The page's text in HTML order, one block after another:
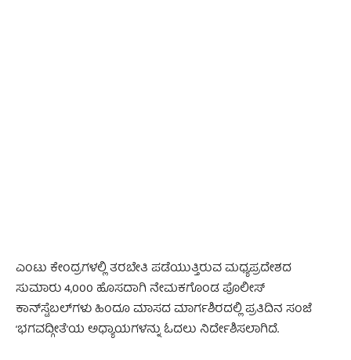
ಎಂಟು ಕೇಂದ್ರಗಳಲ್ಲಿ ತರಬೇತಿ ಪಡೆಯುತ್ತಿರುವ ಮಧ್ಯಪ್ರದೇಶದ
ಸುಮಾರು 4,000 ಹೊಸದಾಗಿ ನೇಮಕಗೊಂಡ ಪೊಲೀಸ್
ಕಾನ್‌ಸ್ಟೆಬಲ್‌ಗಳು ಹಿಂದೂ ಮಾಸದ ಮಾರ್ಗಶಿರದಲ್ಲಿ ಪ್ರತಿದಿನ ಸಂಜೆ
‘ಭಗವದ್ಗೀತೆ’ಯ ಅಧ್ಯಾಯಗಳನ್ನು ಓದಲು ನಿರ್ದೇಶಿಸಲಾಗಿದೆ.